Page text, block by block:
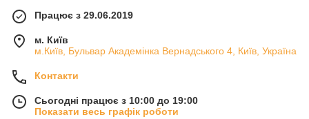
Працює з 29.06.2019
м. Київ
м.Київ, Бульвар Академінка Вернадського 4, Київ, Україна
Контакти
Сьогодні працює з 10:00 до 19:00
Показати весь графік роботи